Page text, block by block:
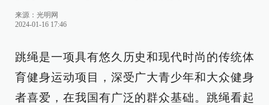
来源： 光明网
2024-01-16 17:46
跳绳是一项具有悠久历史和现代时尚的传统体
育健身运动项目，深受广大青少年和大众健身
者喜爱，在我国有广泛的群众基础。跳绳看起